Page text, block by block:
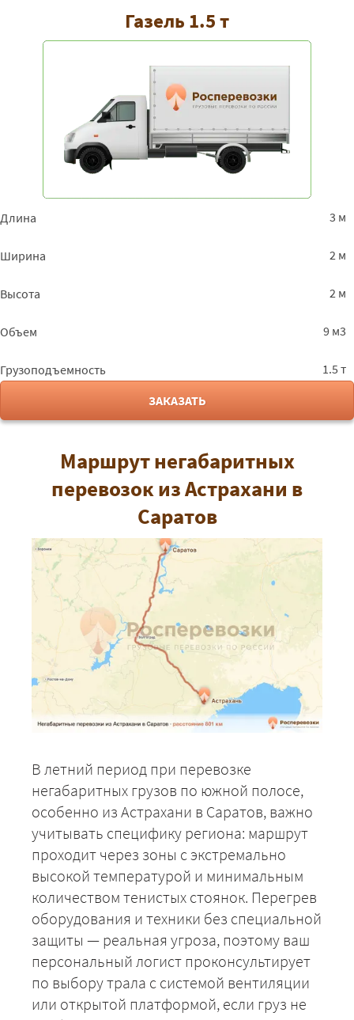
Газель 1.5 т
Длина 3 м
Ширина 2 м
Высота 2 м
Объем 9 м3
Грузоподъемность
1.5 т
ЗАКАЗАТЬ
Маршрут негабаритных
перевозок из Астрахани в
Саратов
В летний период при перевозке
негабаритных грузов по южной полосе,
особенно из Астрахани в Саратов, важно
учитывать специфику региона: маршрут
проходит через зоны с экстремально
высокой температурой и минимальным
количеством тенистых стоянок. Перегрев
оборудования и техники без специальной
защиты — реальная угроза, поэтому ваш
персональный логист проконсультирует
по выбору трала с системой вентиляции
или открытой платформой, если груз не